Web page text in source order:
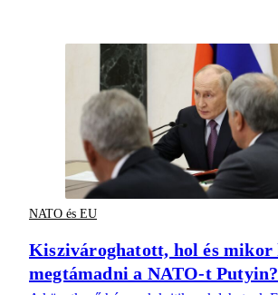
NATO és EU
Kiszivároghatott, hol és mikor
megtámadni a NATO-t Putyin?